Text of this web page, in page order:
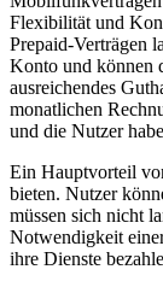
Flexibilität und
Prepaid-Verträgen
Konto und können
ausreichendes
monatlichen
und die Nutzer
Ein Hauptvorteil
bieten. Nutzer
müssen sich nicht
Notwendigkeit
ihre Dienste